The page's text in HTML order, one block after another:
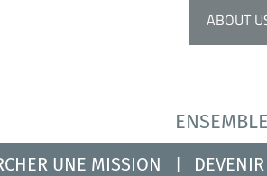
ENSEMBLE
ABOUT
UNE MISSION